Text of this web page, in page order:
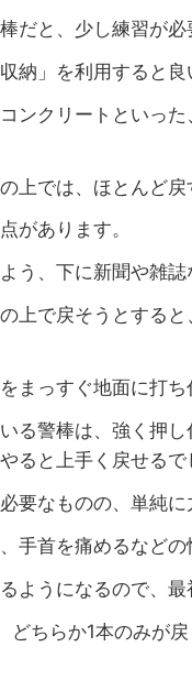
だと、少し練習が必
納」を利用すると良
ンクリートといっ
上では、ほとんど
があります。
う、下に新聞や雑
上で戻そうとする
まっすぐ地面に打ち
る警棒は、強く押
ると上手く戻せるで
要なものの、単純
手首を痛めるなどの
ようになるので、
どちらか1本のみが